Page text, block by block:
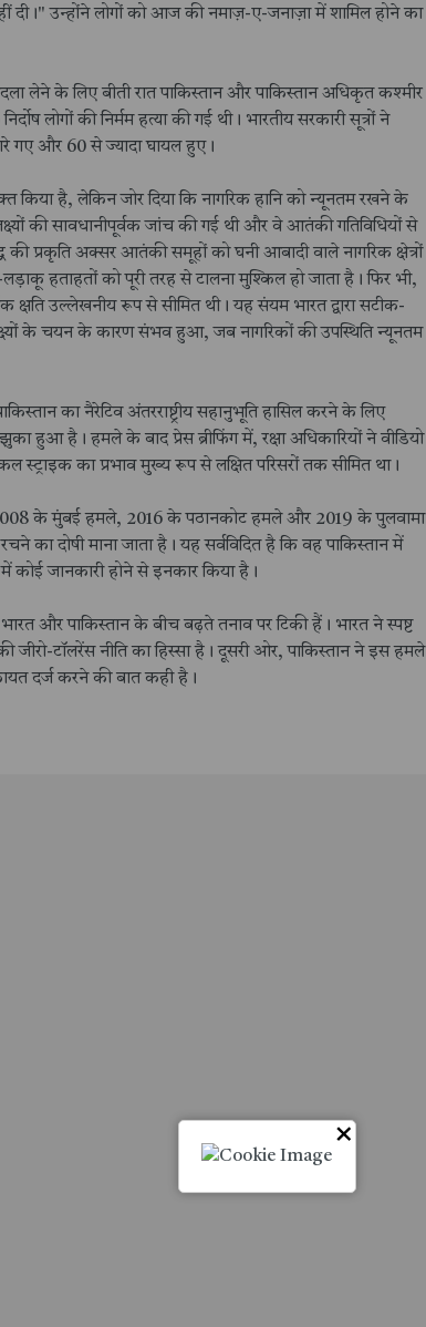
दी।" उन्होंने लोगों को आज की नमाज़-ए-जनाज़ा में शामिल होने का
लेने के लिए बीती रात पाकिस्तान और पाकिस्तान अधिकृत कश्मीर
लोगों की निर्मम हत्या की गई थी। भारतीय सरकारी सूत्रों ने
गए और 60 से ज्यादा घायल हुए।
किया है, लेकिन जोर दिया कि नागरिक हानि को न्यूनतम रखने के
की सावधानीपूर्वक जांच की गई थी और वे आतंकी गतिविधियों से
प्रकृति अक्सर आतंकी समूहों को घनी आबादी वाले नागरिक क्षेत्रों
हताहतों को पूरी तरह से टालना मुश्किल हो जाता है। फिर भी,
उल्लेखनीय रूप से सीमित थी। यह संयम भारत द्वारा सटीक-
के चयन के कारण संभव हुआ, जब नागरिकों की उपस्थिति न्यूनतम
का नैरेटिव अंतरराष्ट्रीय सहानुभूति हासिल करने के लिए
हुआ है। हमले के बाद प्रेस ब्रीफिंग में, रक्षा अधिकारियों ने वीडियो
स्ट्राइक का प्रभाव मुख्य रूप से लक्षित परिसरों तक सीमित था।
के मुंबई हमले, 2016 के पठानकोट हमले और 2019 के पुलवामा
दोषी माना जाता है। यह सर्वविदित है कि वह पाकिस्तान में
कोई जानकारी होने से इनकार किया है।
और पाकिस्तान के बीच बढ़ते तनाव पर टिकी हैं। भारत ने स्पष्ट
टॉलरेंस नीति का हिस्सा है। दूसरी ओर, पाकिस्तान ने इस हमले
दर्ज करने की बात कही है।
×